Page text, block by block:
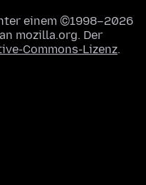
einem ©1998–2026
mozilla.org. Der
Commons-Lizenz.